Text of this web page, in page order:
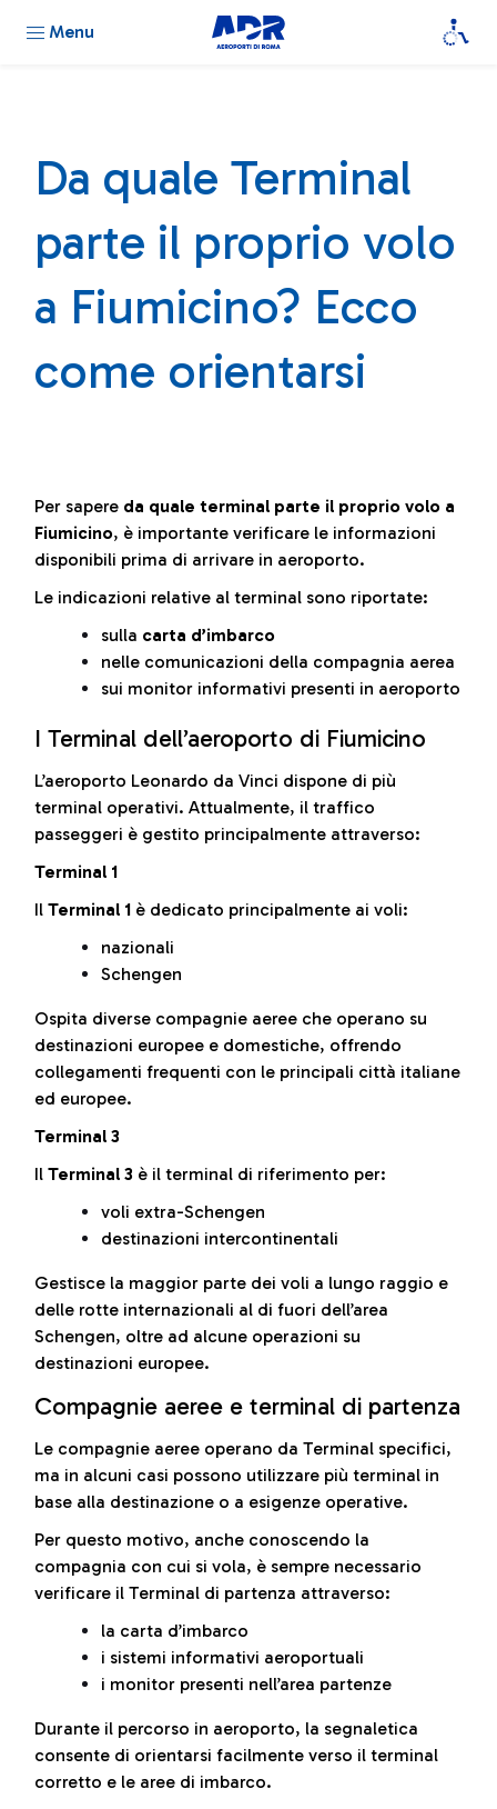
Menu
Da quale Terminal
parte il proprio volo
a Fiumicino? Ecco
come orientarsi
Per sapere da quale terminal parte il proprio volo a
Fiumicino, è importante verificare le informazioni
disponibili prima di arrivare in aeroporto.
Le indicazioni relative al terminal sono riportate:
sulla carta d’imbarco
nelle comunicazioni della compagnia aerea
sui monitor informativi presenti in aeroporto
I Terminal dell’aeroporto di Fiumicino
L’aeroporto Leonardo da Vinci dispone di più
terminal operativi. Attualmente, il traffico
passeggeri è gestito principalmente attraverso:
Terminal 1
Il Terminal 1 è dedicato principalmente ai voli:
nazionali
Schengen
Ospita diverse compagnie aeree che operano su
destinazioni europee e domestiche, offrendo
collegamenti frequenti con le principali città italiane
ed europee.
Terminal 3
Il Terminal 3 è il terminal di riferimento per:
voli extra-Schengen
destinazioni intercontinentali
Gestisce la maggior parte dei voli a lungo raggio e
delle rotte internazionali al di fuori dell’area
Schengen, oltre ad alcune operazioni su
destinazioni europee.
Compagnie aeree e terminal di partenza
Le compagnie aeree operano da Terminal specifici,
ma in alcuni casi possono utilizzare più terminal in
base alla destinazione o a esigenze operative.
Per questo motivo, anche conoscendo la
compagnia con cui si vola, è sempre necessario
verificare il Terminal di partenza attraverso:
la carta d’imbarco
i sistemi informativi aeroportuali
i monitor presenti nell’area partenze
Durante il percorso in aeroporto, la segnaletica
consente di orientarsi facilmente verso il terminal
corretto e le aree di imbarco.